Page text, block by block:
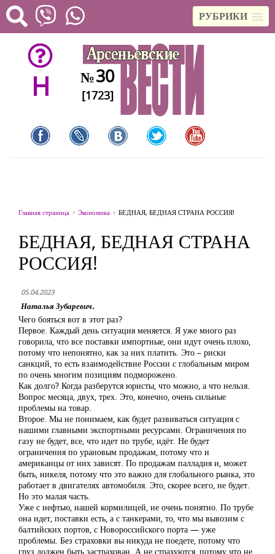
РУБРИКИ
H №30
[1723]
Главная страница Экономика БЕДНАЯ, БЕДНАЯ СТРАНА РОССИЯ!
БЕДНАЯ, БЕДНАЯ СТРАНА
РОССИЯ!
05.04.2023
Наталья Зубаревич.
Чего бояться вот в этот раз?
Первое. Каждый день ситуация меняется. Я уже много раз
говорила, что все поставки импортные, они идут очень плохо,
потому что непонятно, как за них платить. Это – риски
санкций, то есть взаимодействие России с глобальным миром
по очень многим позициям подморожено.
Как долго? Когда разберутся юристы, что можно, а что нельзя.
Вопрос месяца, двух, трех. Это, конечно, очень сильные
проблемы на товар.
Второе. Мы не понимаем, как будет развиваться ситуация с
нашими главными экспортными ресурсами. Ограничения по
газу не будет, все, что идет по трубе, идёт. Не будет
ограничения по урановым продажам, потому что и
американцы от них зависят. По продажам палладия и, может
быть, никеля, потому что это важно для глобального рынка, это
работает в двигателях автомобиля. Это, скорее всего, не будет.
Но это малая часть.
Уже с нефтью, нашей кормилицей, не очень понятно. По трубе
она идет, поставки есть, а с танкерами, то, что мы вывозим с
балтийских портов, с Новороссийского порта — уже
проблемы. Без страховки вы никуда не поедете, потому что
груз должен быть застрахован. А не страхуются, потому что не